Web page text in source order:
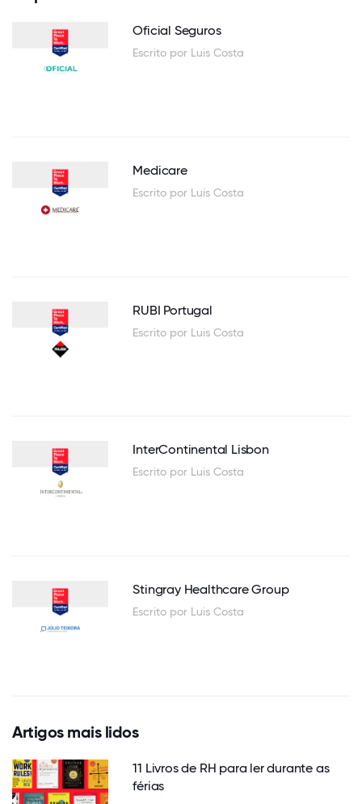
Oficial Seguros
Escrito por Luis Costa
Medicare
Escrito por Luis Costa
RUBI Portugal
Escrito por Luis Costa
InterContinental Lisbon
Escrito por Luis Costa
Stingray Healthcare Group
Escrito por Luis Costa
Artigos mais lidos
11 Livros de RH para ler durante as
férias